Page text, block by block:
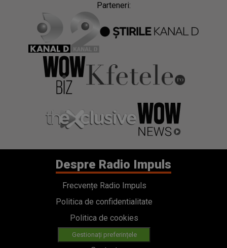
Parteneri:
Despre Radio Impuls
Frecvențe Radio Impuls
Politica de confidentialitate
Politica de cookies
Gestionați preferințele